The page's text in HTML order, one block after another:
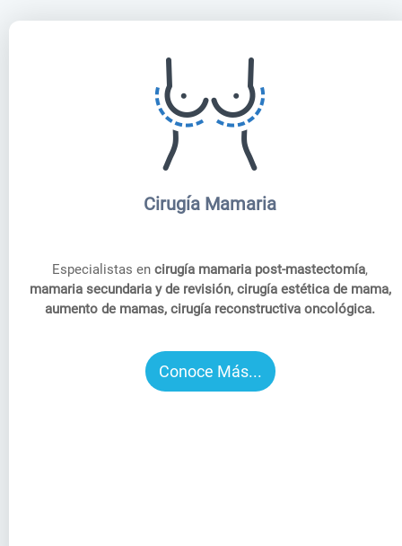
Cirugía Mamaria
Especialistas en cirugía mamaria post-mastectomía,
mamaria secundaria y de revisión, cirugía estética de mama,
aumento de mamas, cirugía reconstructiva oncológica.
Conoce Más...